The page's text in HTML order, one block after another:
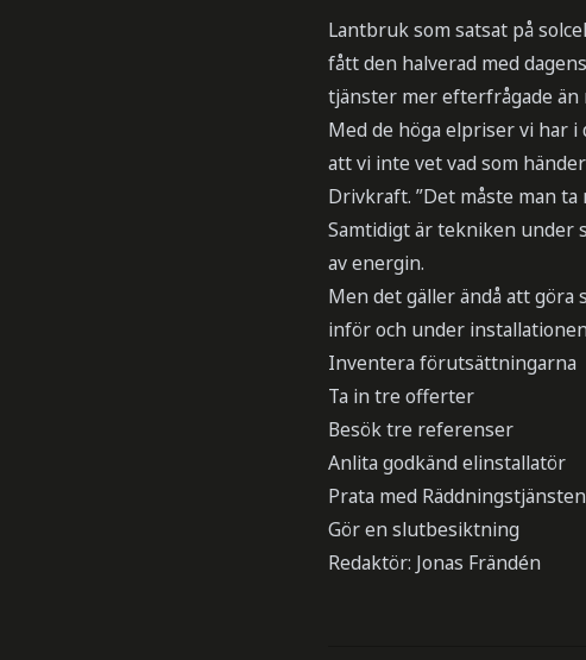
Lantbruk som satsat på
fått den halverad med
tjänster mer efterfrågade än
Med de höga elpriser vi har
att vi inte vet vad som
Drivkraft. ”Det måste man
Samtidigt är tekniken under
av energin.
Men det gäller ändå att
inför och under
Inventera förutsättningarna
Ta in tre offerter
Besök tre referenser
Anlita godkänd elinstallatör
Prata med
Gör en slutbesiktning
Redaktör: Jonas Frändén